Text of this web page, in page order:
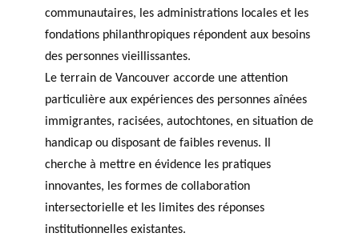
communautaires, les administrations locales et les
fondations philanthropiques répondent aux besoins
des personnes vieillissantes.
Le terrain de Vancouver accorde une attention
particulière aux expériences des personnes aînées
immigrantes, racisées, autochtones, en situation de
handicap ou disposant de faibles revenus. Il
cherche à mettre en évidence les pratiques
innovantes, les formes de collaboration
intersectorielle et les limites des réponses
institutionnelles existantes.